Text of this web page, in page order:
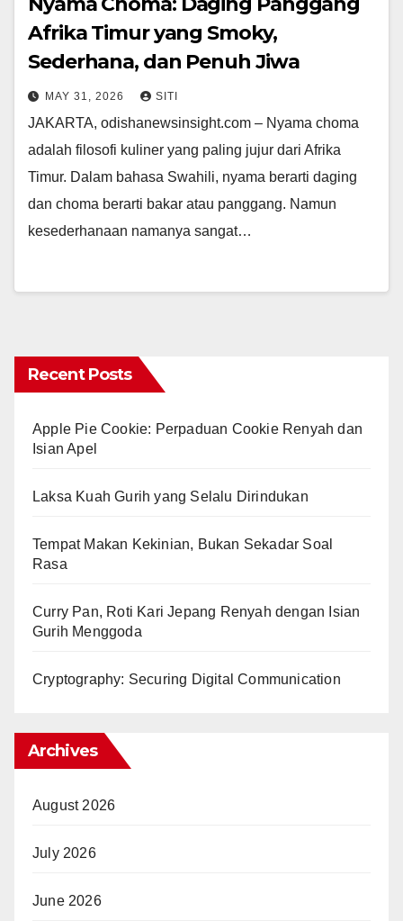
Afrika Timur yang Smoky,
Sederhana, dan Penuh Jiwa
MAY 31, 2026 SITI
JAKARTA, odishanewsinsight.com – Nyama choma
adalah filosofi kuliner yang paling jujur dari Afrika
Timur. Dalam bahasa Swahili, nyama berarti daging
dan choma berarti bakar atau panggang. Namun
kesederhanaan namanya sangat…
Recent Posts
Apple Pie Cookie: Perpaduan Cookie Renyah dan
Isian Apel
Laksa Kuah Gurih yang Selalu Dirindukan
Tempat Makan Kekinian, Bukan Sekadar Soal
Rasa
Curry Pan, Roti Kari Jepang Renyah dengan Isian
Gurih Menggoda
Cryptography: Securing Digital Communication
Archives
August 2026
July 2026
June 2026